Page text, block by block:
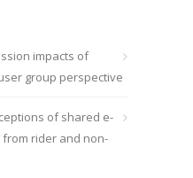
impacts of
group perspective
of shared e-
rider and non-